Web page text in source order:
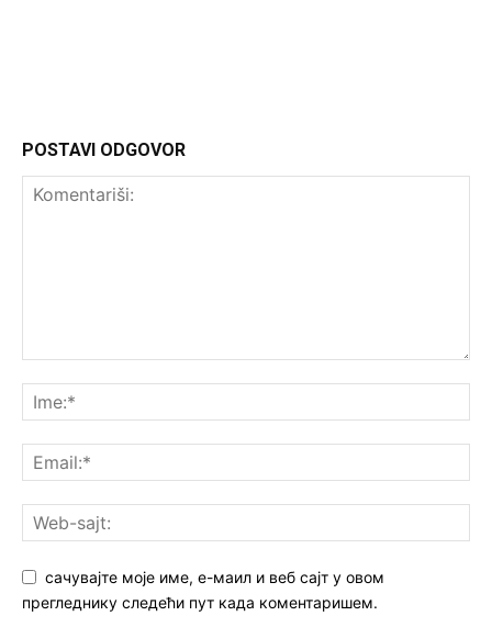
POSTAVI ODGOVOR
сачувајте моје име, е-маил и веб сајт у овом
прегледнику следећи пут када коментаришем.